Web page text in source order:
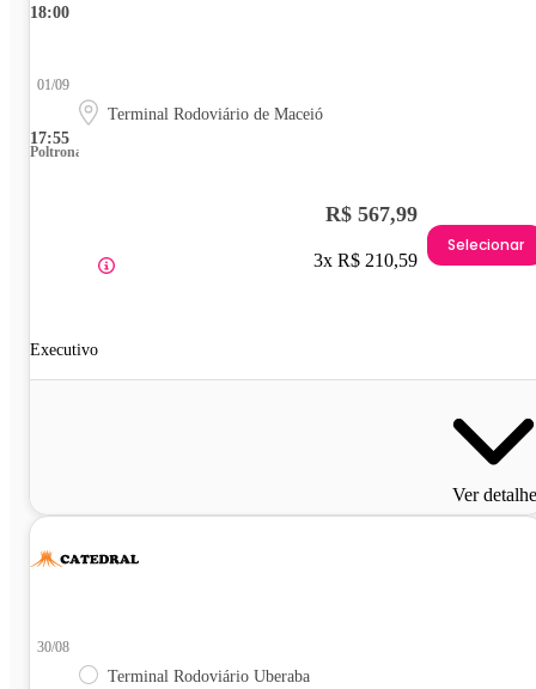
18:00
17:55
01/09
Terminal Rodoviário de Maceió
Poltrona
Executivo
R$ 567,99
3x R$ 210,59
Selecionar
Ver
30/08
Terminal Rodoviário Uberaba